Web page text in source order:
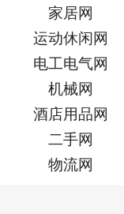
家居网
运动休闲网
电工电气网
机械网
酒店用品网
二手网
物流网